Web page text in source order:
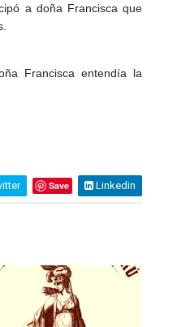
a doña Francisca que
Francisca entendía la
Save Linkedin